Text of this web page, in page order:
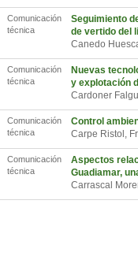
Comunicación
técnica
Seguimiento
de vertido del
Canedo
Comunicación
técnica
Nuevas
y explotación
Cardoner
Comunicación
técnica
Control
Carpe Ristol,
Comunicación
técnica
Aspectos
Guadiamar,
Carrascal